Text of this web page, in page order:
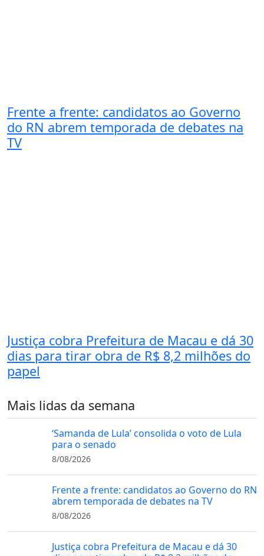
Frente a frente: candidatos ao Governo
do RN abrem temporada de debates na
TV
Justiça cobra Prefeitura de Macau e dá 30
dias para tirar obra de R$ 8,2 milhões do
papel
Mais lidas da semana
‘Samanda de Lula’ consolida o voto de Lula
para o senado
8/08/2026
Frente a frente: candidatos ao Governo do RN
abrem temporada de debates na TV
8/08/2026
Justiça cobra Prefeitura de Macau e dá 30